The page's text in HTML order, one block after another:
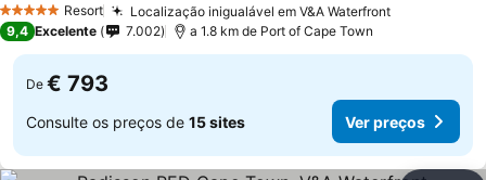
5 Estrelas Resort Localização inigualável em V&A Waterfront
9,4 Excelente 7.002 a 1.8 km de Port of Cape Town
De € 793
Consulte os preços de 15 sites Ver preços